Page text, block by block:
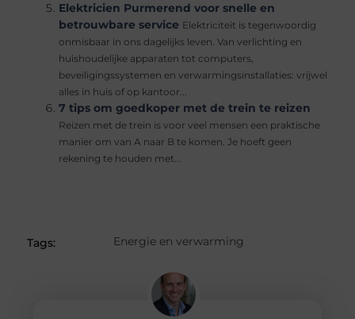
Elektricien Purmerend voor snelle en
betrouwbare service Elektriciteit is tegenwoordig
onmisbaar in ons dagelijks leven. Van verlichting en
huishoudelijke apparaten tot computers,
beveiligingssystemen en verwarmingsinstallaties: vrijwel
alles in huis of op kantoor...
7 tips om goedkoper met de trein te reizen
Reizen met de trein is voor veel mensen een praktische
manier om van A naar B te komen. Je hoeft geen
rekening te houden met...
Tags: Energie en verwarming